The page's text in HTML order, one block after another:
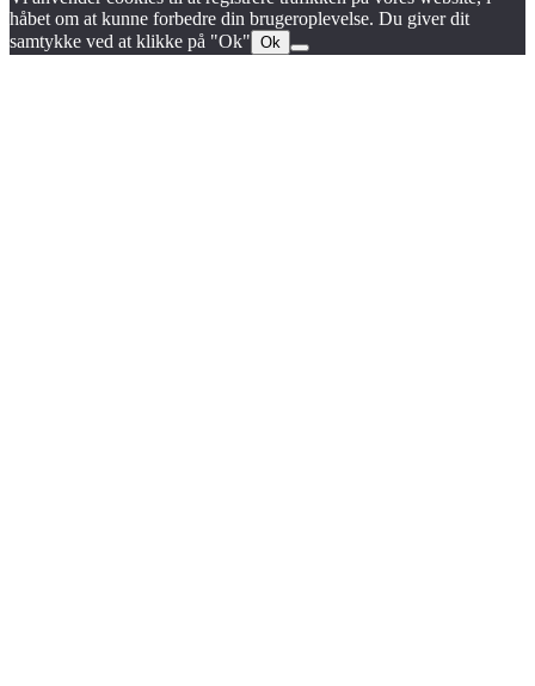
håbet om at kunne forbedre din brugeroplevelse. Du giver dit
samtykke ved at klikke på "Ok" Ok